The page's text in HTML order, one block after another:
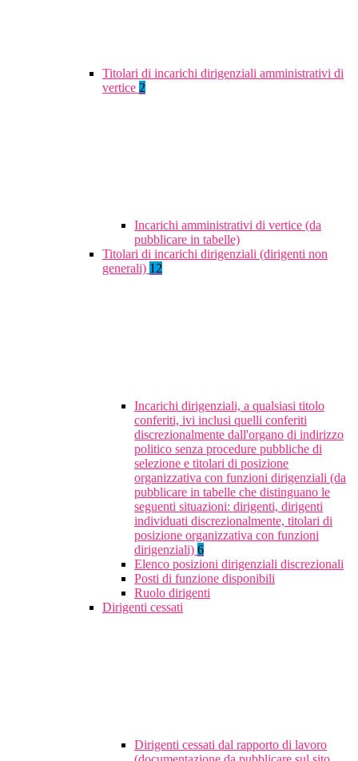
Titolari di incarichi dirigenziali amministrativi di
vertice 2
Incarichi amministrativi di vertice (da
pubblicare in tabelle)
Titolari di incarichi dirigenziali (dirigenti non
generali) 12
Incarichi dirigenziali, a qualsiasi titolo
conferiti, ivi inclusi quelli conferiti
discrezionalmente dall'organo di indirizzo
politico senza procedure pubbliche di
selezione e titolari di posizione
organizzativa con funzioni dirigenziali (da
pubblicare in tabelle che distinguano le
seguenti situazioni: dirigenti, dirigenti
individuati discrezionalmente, titolari di
posizione organizzativa con funzioni
dirigenziali) 6
Elenco posizioni dirigenziali discrezionali
Posti di funzione disponibili
Ruolo dirigenti
Dirigenti cessati
Dirigenti cessati dal rapporto di lavoro